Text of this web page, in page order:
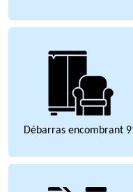
Débarras encombrant